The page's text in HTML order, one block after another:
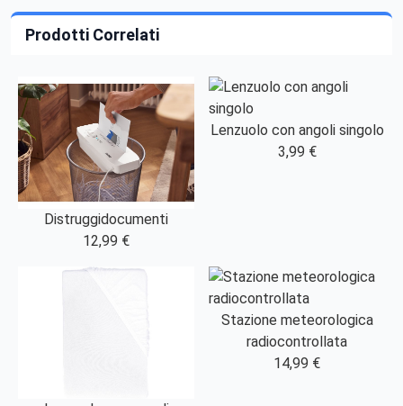
Prodotti Correlati
Distruggidocumenti
12,99 €
Lenzuolo con angoli singolo
3,99 €
Stazione meteorologica
radiocontrollata
14,99 €